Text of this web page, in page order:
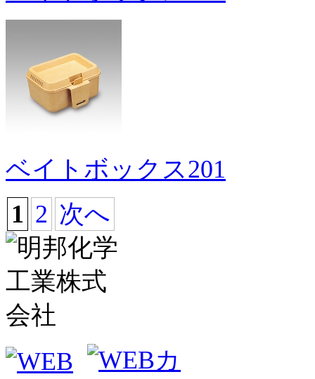
ベイトボックス201
1 2 次へ